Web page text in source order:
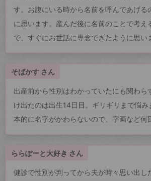
す。お腹にいる時から名前を呼んであげる
に思います。産んだ後に名前のことで考え
で、すぐにお世話に専念できたように思い
そばかす さん
出産前から性別はわかっていたにも関わら
け出たのは出生14日目。ギリギリまで悩
本的に名字がかわらないので、字画など何
ららぽーと大好き さん
健診で性別が判ってから夫が時々思い出し